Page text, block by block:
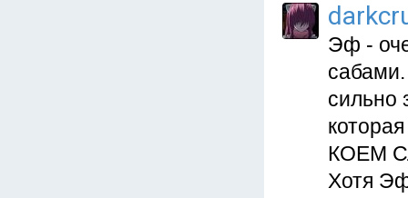
Эф -
сильно
КОЕМ
Хотя